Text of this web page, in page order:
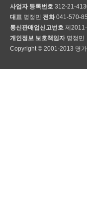
사업자 등록번호 312-21-
대표 명정민 전화 041-570-
통신판매업신고번호 제
개인정보 보호책임자 명정민
Copyright © 2001-2013 명